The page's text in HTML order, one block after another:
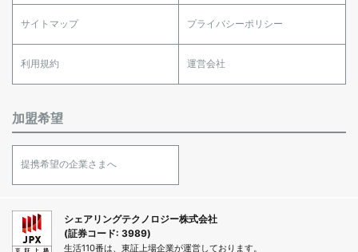
サイトマップ プライバシーポリシー
利用規約 運営会社
加盟希望
提携希望の企業さまへ
シェアリングテクノロジー株式会社
(証券コード: 3989)
生活110番は、東証上場企業が運営しております。